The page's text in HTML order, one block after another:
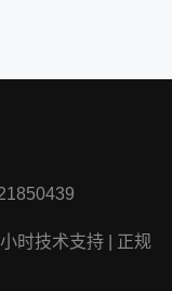
时技术支持
正规